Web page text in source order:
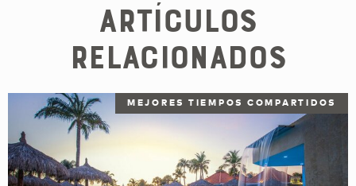
Artículos
relacionados
MEJORES TIEMPOS COMPARTIDOS